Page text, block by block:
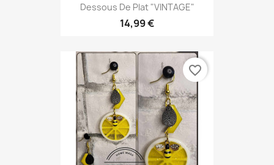
Dessous De Plat "VINTAGE"
14,99 €
favorite_border